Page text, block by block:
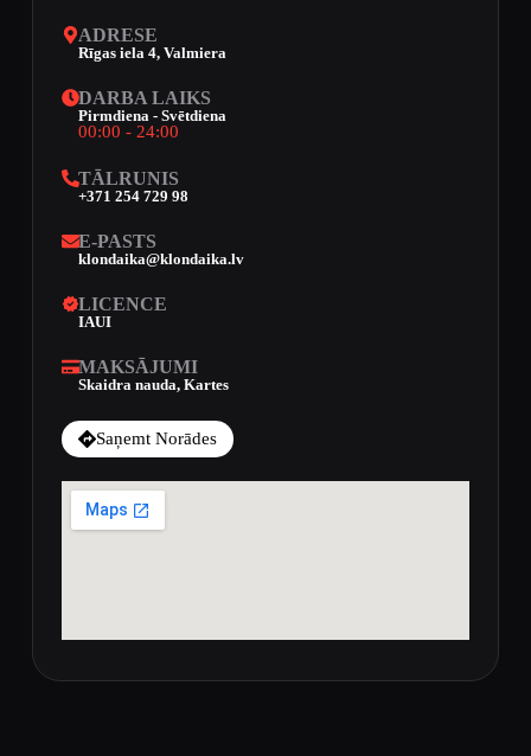
ADRESE
Rīgas iela 4, Valmiera
DARBA LAIKS
Pirmdiena - Svētdiena
00:00 - 24:00
TĀLRUNIS
+371 254 729 98
E-PASTS
klondaika@klondaika.lv
LICENCE
IAUI
MAKSĀJUMI
Skaidra nauda, Kartes
Saņemt Norādes